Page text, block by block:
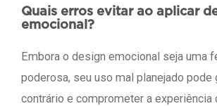
Quais erros evitar ao aplicar
emocional?
Embora o design emocional seja uma
poderosa, seu uso mal planejado pode
contrário e comprometer a experiência